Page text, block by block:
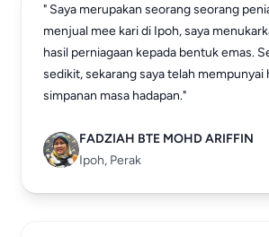
" Saya merupakan seorang seorang
menjual mee kari di Ipoh, saya
hasil perniagaan kepada bentuk emas.
sedikit, sekarang saya telah mempunyai
simpanan masa hadapan."
FADZIAH BTE MOHD ARIFFIN
Ipoh, Perak